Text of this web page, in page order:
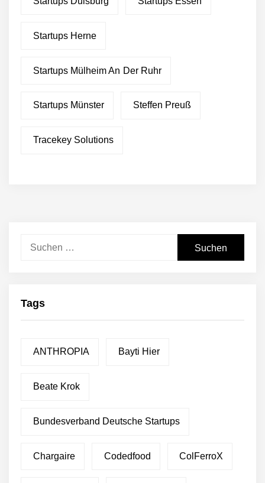
Startups Herne
Startups Mülheim An Der Ruhr
Startups Münster Steffen Preuß
Tracekey Solutions
Tags
ANTHROPIA Bayti Hier
Beate Krok
Bundesverband Deutsche Startups
Chargaire Codedfood ColFerroX